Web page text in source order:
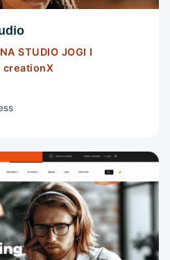
STUDIO JOGI I
creationX